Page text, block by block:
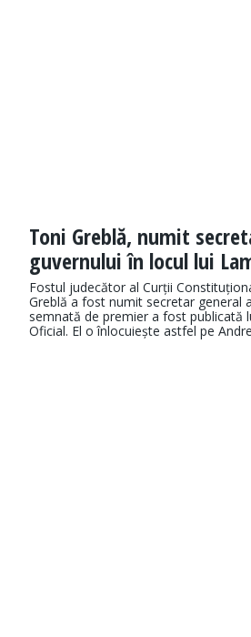
Toni Greblă, numit
guvernului în locul lui
Fostul judecător al Curții
Greblă a fost numit secretar general
semnată de premier a fost publicată
Oficial. El o înlocuiește astfel pe